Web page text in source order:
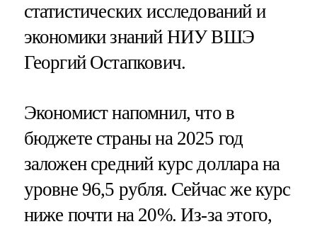
статистических исследований и
экономики знаний НИУ ВШЭ
Георгий Остапкович.
Экономист напомнил, что в
бюджете страны на 2025 год
заложен средний курс доллара на
уровне 96,5 рубля. Сейчас же курс
ниже почти на 20%. Из-за этого,